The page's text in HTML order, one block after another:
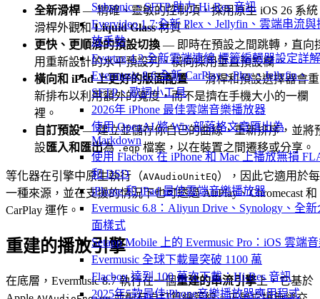
Subsonic、SFTP 助力 Hi-Res 音訊
Evervideo 1.7:全新 Plex、Jellyfin、雲端串流與
放手勢
Evertag 4.2:全新雲端連線,標籤編輯器設定詳解
Evermusic 8.6:全新 CarPlay、Plex、Jellyfin、
SFTP、歌詞小工具
2026年 iPhone 最佳雲端音樂播放器
使用 OpenAI 將 Wix 部落格文章匯出為
Markdown
使用 Flacbox 在 iPhone 和 Mac 上播放無損
和 DSD
iPhone 和 iPad 最佳雲端音樂播放器
Evermusic 6.8：Aliyun Drive、Synology、全新
面樣式
Setapp Mobile 上的 Evermusic Pro：iOS 雲端
Evermusic 全球下載量突破 1100 萬
Flacbox 達到 100 萬次下載：Hi-Res 音訊
2025年5款最佳iPhone音樂播放器應用程式
全新滑桿 — 精確、靈敏的控制項，採用原生 iOS 26 系統
滑桿外觀和Liquid Glass材質。
更快、更順滑的預設切換 — 即時在預設之間跳轉，直向
用重新設計的水平預設列，橫向採用垂直預設欄。
橫向和 iPad 上更好的版面配置— 滑桿和預設選擇器會重
新排布以利用額外的寬度，而不是擠在手機大小的一欄
裡。
自訂預設— 建立並儲存你自己的曲線，重新排序，並將
設 匯入和匯出為.eqp檔案，以在裝置之間遷移或分享。
等化器在引擎中原生執行（AVAudioUnitEQ），因此它適用於每
一種來源，並在支援的情況下也可透過 AirPlay、Chromecast 和
CarPlay 運作。
重建的播放引擎
在底層，Evermusic 8.7 執行在一個重建的串流引擎上，它基於